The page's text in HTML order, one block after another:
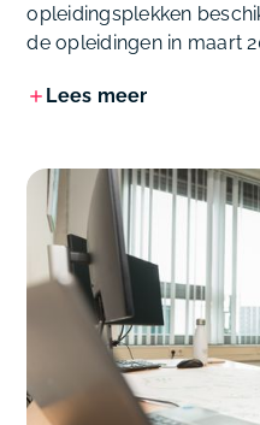
opleidingsplekken
de opleidingen in maart
Lees meer